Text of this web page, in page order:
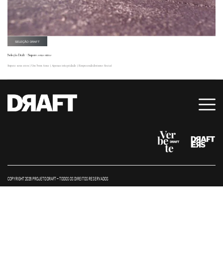
SELEÇÃO DRAFT
Seleção Draft – Supere seus erros
Supere seus erros | Um bom time | Apenas integridade | Empreendedorismo Social
COPYRIGHT 2026 PROJETO DRAFT – TODOS OS DIREITOS RESERVADOS